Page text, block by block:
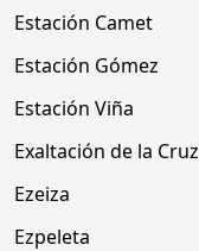
Estación Camet
Estación Gómez
Estación Viña
Exaltación de la Cruz
Ezeiza
Ezpeleta